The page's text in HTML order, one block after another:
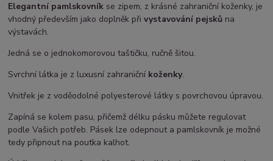
Elegantní pamlskovník se zipem, z krásné zahraniční koženky, je
vhodný především jako doplněk při vystavování pejsků na
výstavách.
Jedná se o jednokomorovou taštičku, ručně šitou.
Svrchní látka je z luxusní zahraničníkoženky.
Vnitřek je z voděodolné polyesterové látky s povrchovou úpravou.
Zapíná se kolem pasu, přičemž délku pásku můžete regulovat
podle Vašich potřeb. Pásek lze odepnout a pamlskovník je možné
tedy připnout na poutka kalhot.